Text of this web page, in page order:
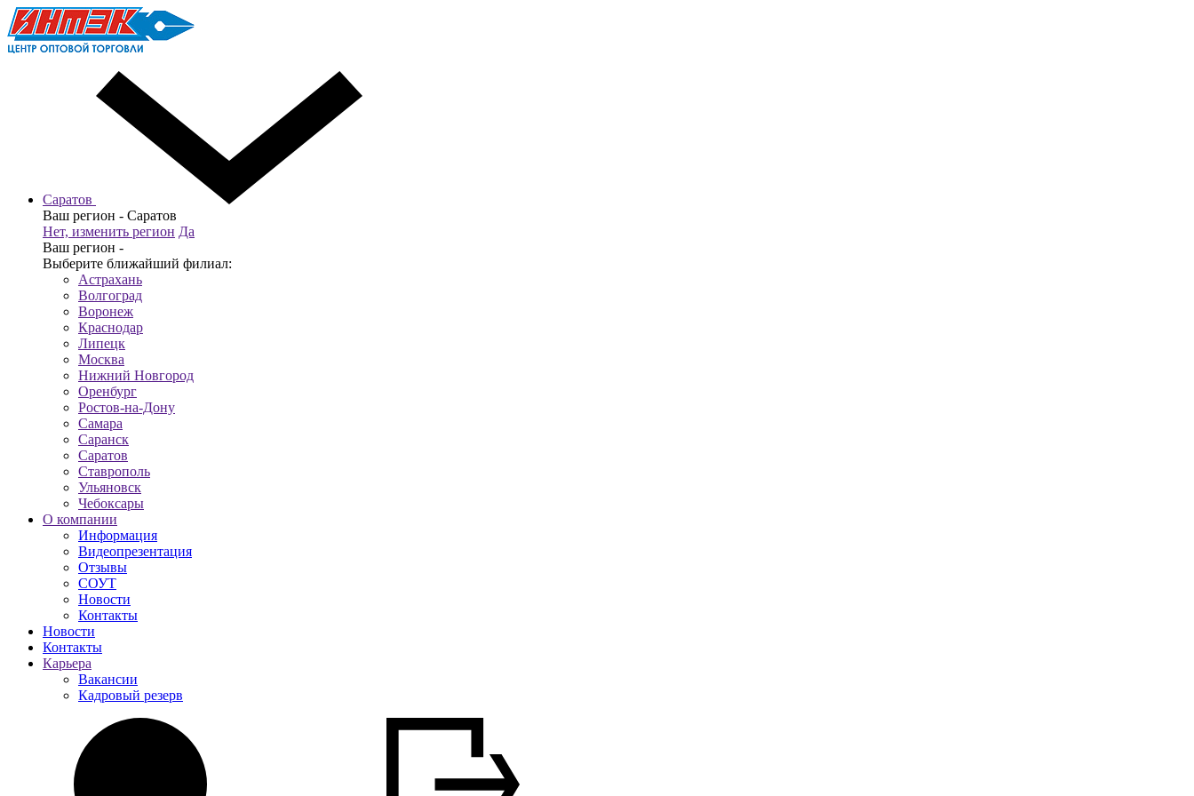
Саратов
Ваш регион - Саратов
Нет, изменить регион Да
Ваш регион -
Выберите ближайший филиал:
Астрахань
Волгоград
Воронеж
Краснодар
Липецк
Москва
Нижний Новгород
Оренбург
Ростов-на-Дону
Самара
Саранск
Саратов
Ставрополь
Ульяновск
Чебоксары
О компании
Информация
Видеопрезентация
Отзывы
СОУТ
Новости
Контакты
Новости
Контакты
Карьера
Вакансии
Кадровый резерв